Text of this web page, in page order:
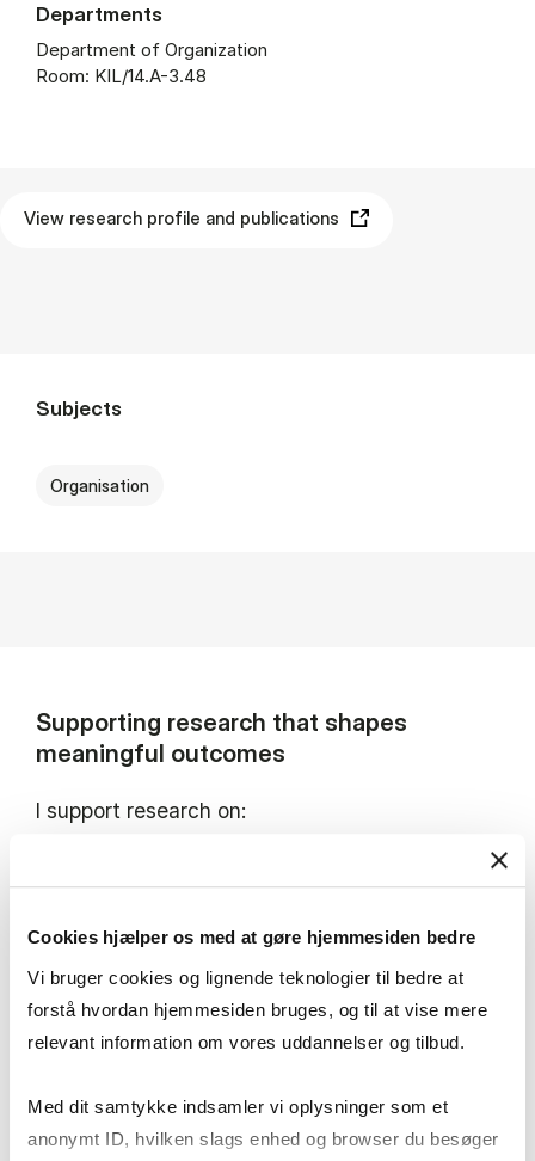
Cookies hjælper os med at gøre hjemmesiden bedre
Vi bruger cookies og lignende teknologier til bedre at
forstå hvordan hjemmesiden bruges, og til at vise mere
relevant information om vores uddannelser og tilbud.
Med dit samtykke indsamler vi oplysninger som et
anonymt ID, hvilken slags enhed og browser du besøger
Departments
Department of Organization
Room: KIL/14.A-3.48
View research profile and publications
Subjects
Organisation
Supporting research that shapes
meaningful outcomes
I support research on:
Organisational reporting systems
The meaning of sexual transgressions in aid
work
Navigating in (un)safe work spaces
In-depth qualitative analysis